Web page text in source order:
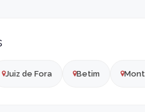
Juiz de Fora Betim